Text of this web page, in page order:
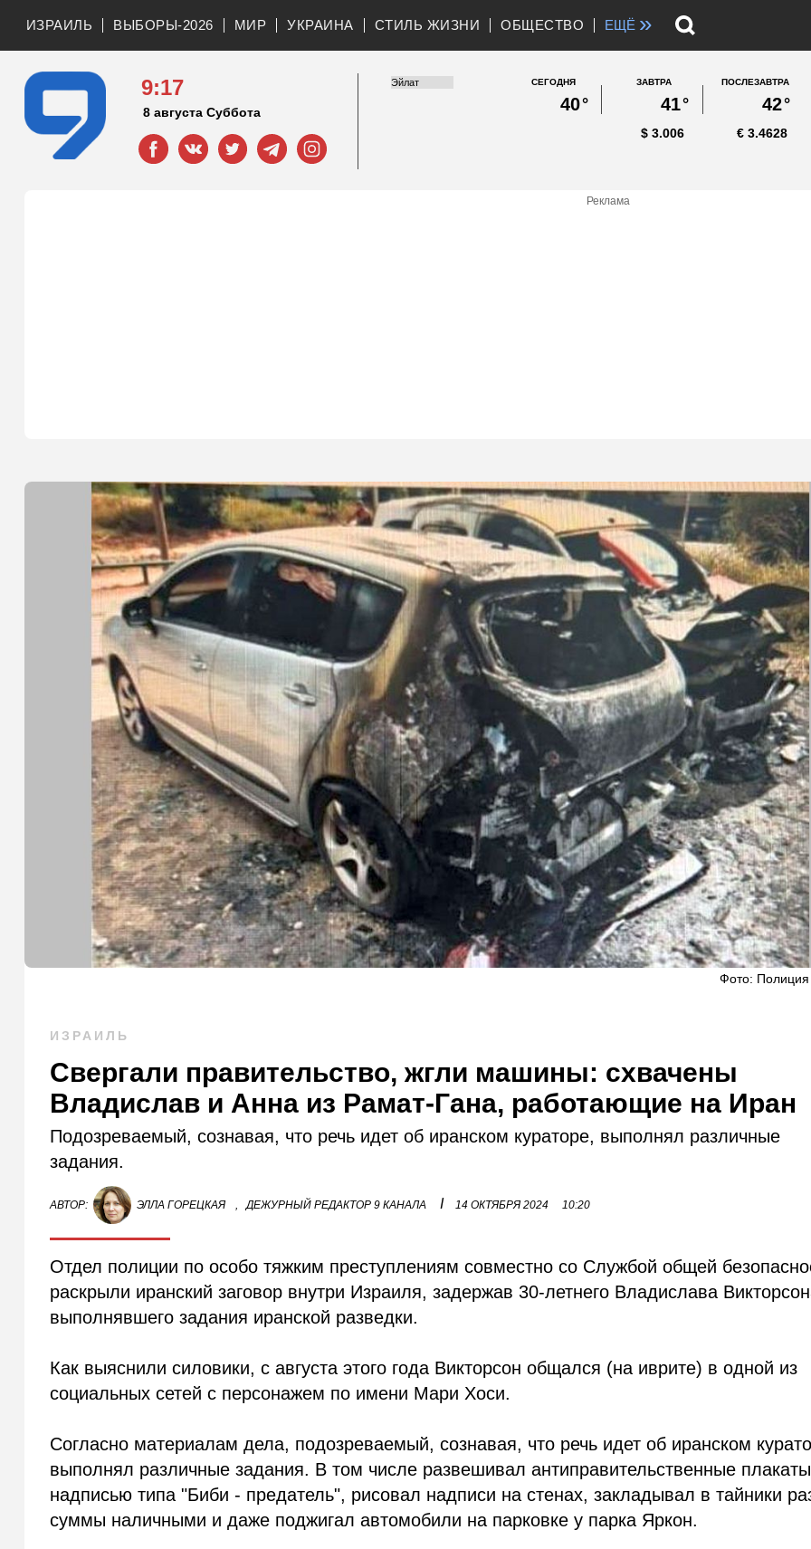
ИЗРАИЛЬ ВЫБОРЫ-2026 МИР УКРАИНА СТИЛЬ ЖИЗНИ ОБЩЕСТВО ЕЩЁ »
9:17
8 августа Суббота
СЕГОДНЯ
40°
ЗАВТРА
41°
ПОСЛЕЗАВТРА
42°
3.006
$ 3.4628
€
Реклама
Фото: Полиция
ИЗРАИЛЬ
Свергали правительство, жгли машины: схвачены
Владислав и Анна из Рамат-Гана, работающие на Иран
Подозреваемый, сознавая, что речь идет об иранском кураторе, выполнял различные
задания.
АВТОР: ЭЛЛА ГОРЕЦКАЯ , ДЕЖУРНЫЙ РЕДАКТОР 9 КАНАЛА I 14 ОКТЯБРЯ 2024 10:20
Отдел полиции по особо тяжким преступлениям совместно со Службой общей
раскрыли иранский заговор внутри Израиля, задержав 30-летнего Владислава
выполнявшего задания иранской разведки.
Как выяснили силовики, с августа этого года Викторсон общался (на иврите) в одной из
социальных сетей с персонажем по имени Мари Хоси.
Согласно материалам дела, подозреваемый, сознавая, что речь идет об иранском
выполнял различные задания. В том числе развешивал антиправительственные
надписью типа "Биби - предатель", рисовал надписи на стенах, закладывал в тайники
суммы наличными и даже поджигал автомобили на парковке у парка Яркон.